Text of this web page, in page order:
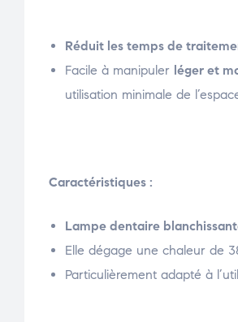
Réduit les temps de
Facile à manipuler léger et
utilisation minimale de
Caractéristiques :
Lampe dentaire
Elle dégage une chaleur de
Particulièrement adapté à